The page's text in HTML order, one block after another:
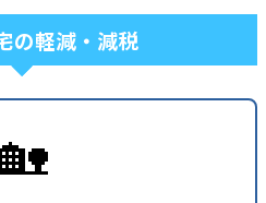
の軽減・減税